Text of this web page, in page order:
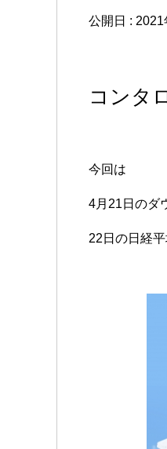
公開日 : 2021
コンタ
今回は
4月21日のダ
22日の日経